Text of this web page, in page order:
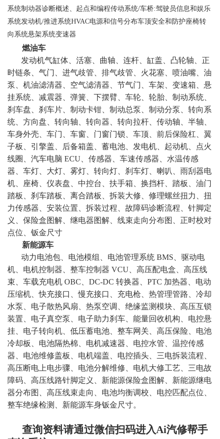
系统制动器诊断概述、起点和编程传动系统/车桥:驾驶员信息和娱乐
系统发动机/推进系统HVAC电源和信号分布车顶安全和防护座椅转
向系统悬架系统变速器
燃油车
发动机气缸体、活塞、曲轴、连杆、缸盖、凸轮轴、正
时链条、气门、进气歧管、排气歧管、火花塞、喷油嘴、油
泵、机油滤清器、空气滤清器、节气门、车架、变速箱、悬
挂系统、减震器、弹簧、下摆臂、车轮、轮胎、制动系统、
刹车盘、刹车片、制动卡钳、制动总泵、制动分泵、转向系
统、方向盘、转向轴、转向器、转向拉杆、传动轴、半轴、
车身外壳、车门、车窗、门窗门锁、车顶、前后保险杠、翼
子板、引擎盖、后备箱盖、蓄电池、发电机、起动机、点火
线圈、汽车电脑 ECU、传感器、车速传感器、水温传感
器、车灯、大灯、雾灯、转向灯、刹车灯、喇叭、雨刮器电
机、座椅、仪表盘、中控台、扶手箱、换挡杆、踏板、油门
踏板、刹车踏板、离合踏板、拆装大修、修理螺丝扭力、扭
力传感器、安装位置、拆装过程、故障码诊断流程、针脚定
义、保险盒图解、继电器图解、线束走向分布图、正时校对
点位、钣金尺寸
新能源车
动力电池包、电池模组、电池管理系统 BMS、驱动电
机、电机控制器、整车控制器 VCU、高压配电盒、高压线
束、车载充电机 OBC、DC-DC 转换器、PTC 加热器、电动
压缩机、快充接口、慢充接口、充电枪、热管理管路、冷却
水泵、电子散热风扇、热泵空调、绝缘监测模块、高压互锁
装置、电子真空泵、电子助力刹车、能量回收机构、电控悬
挂、电子转向机、低压蓄电池、整车网关、高压保险、电池
冷却板、电池隔热棉、电机减速器、电控水管、温控传感
器、电池维修盖板、电机端盖、电控插头、三电拆装流程、
高压断电上电步骤、电池分解维修、电机大修工艺、三电故
障码、高压线路针脚定义、新能源保险盒图解、新能源继电
器分布图、高压线束走向、电池均衡调校、电控匹配点位、
整车绝缘检测、新能源车身钣金尺寸。
查询资料请通过微信扫码进入Ai汽修帮手